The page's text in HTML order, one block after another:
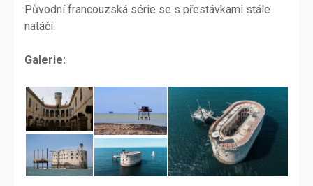
Původní francouzská série se s přestávkami stále
natáčí.
Galerie: